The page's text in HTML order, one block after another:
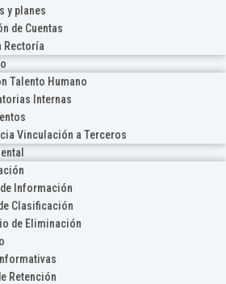
y planes
de Cuentas
Rectoría
Talento Humano
Internas
Vinculación a Terceros
Información
Clasificación
de Eliminación
Retención